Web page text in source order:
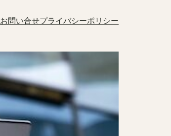
お問い合せプライバシーポリシー